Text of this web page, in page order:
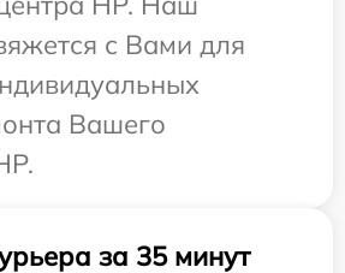
с Вами для
Вашего
за 35 минут